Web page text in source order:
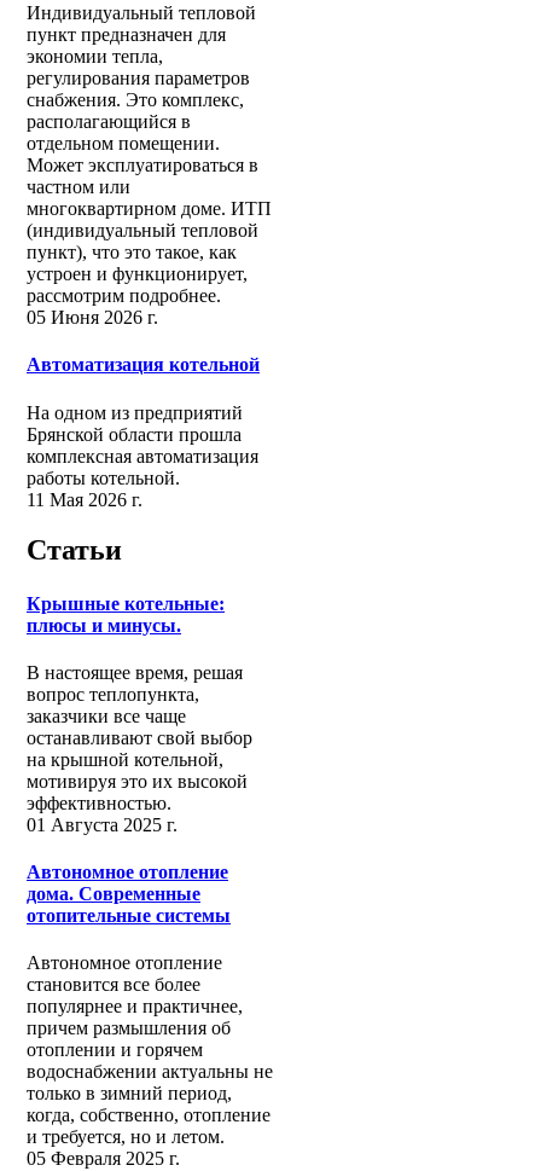
Индивидуальный тепловой
пункт предназначен для
экономии тепла,
регулирования параметров
снабжения. Это комплекс,
располагающийся в
отдельном помещении.
Может эксплуатироваться в
частном или
многоквартирном доме. ИТП
(индивидуальный тепловой
пункт), что это такое, как
устроен и функционирует,
рассмотрим подробнее.
05 Июня 2026 г.
Автоматизация котельной
На одном из предприятий
Брянской области прошла
комплексная автоматизация
работы котельной.
11 Мая 2026 г.
Статьи
Крышные котельные:
плюсы и минусы.
В настоящее время, решая
вопрос теплопункта,
заказчики все чаще
останавливают свой выбор
на крышной котельной,
мотивируя это их высокой
эффективностью.
01 Августа 2025 г.
Автономное отопление
дома. Современные
отопительные системы
Автономное отопление
становится все более
популярнее и практичнее,
причем размышления об
отоплении и горячем
водоснабжении актуальны не
только в зимний период,
когда, собственно, отопление
и требуется, но и летом.
05 Февраля 2025 г.